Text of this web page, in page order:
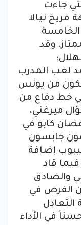
جاءت
نيالا
وقد
لعب المدرب
من يونس
خط دفاع من
ميرغني،
كابو في
جابسون
إضافة
قاد
والصادق
الفرص في
التعادل
في الأداء